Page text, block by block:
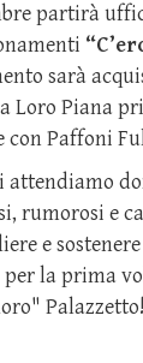
partirà
sarà
Loro Piana
Paffoni
attendiamo
rumorosi e
e
la prima
Palazzetto!